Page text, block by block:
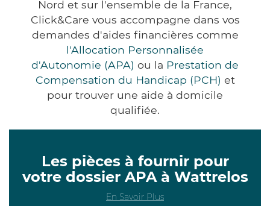
Nord et sur l'ensemble de la France,
Click&Care vous accompagne dans vos
demandes d'aides financières comme
l'Allocation Personnalisée
d'Autonomie (APA) ou la Prestation de
Compensation du Handicap (PCH) et
pour trouver une aide à domicile
qualifiée.
Les pièces à fournir pour
votre dossier APA à Wattrelos
En Savoir Plus